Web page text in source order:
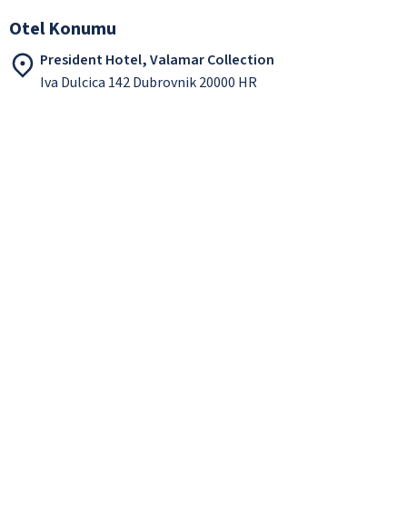
Otel Konumu
President Hotel, Valamar Collection
Iva Dulcica 142 Dubrovnik 20000 HR